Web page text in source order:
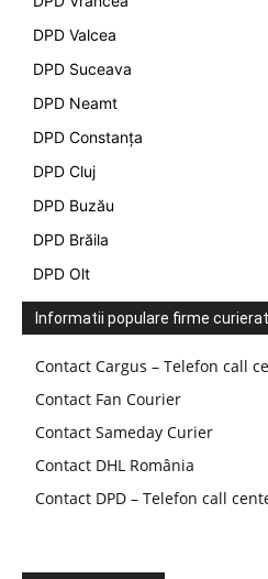
DPD Valcea
DPD Suceava
DPD Neamt
DPD Constanța
DPD Cluj
DPD Buzău
DPD Brăila
DPD Olt
Informatii populare firme curierat
Contact Cargus – Telefon call
Contact Fan Courier
Contact Sameday Curier
Contact DHL România
Contact DPD – Telefon call